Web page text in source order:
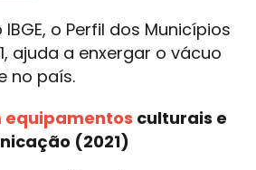
o Perfil dos Municípios
ajuda a enxergar o vácuo
no país.
equipamentos culturais e
(2021)